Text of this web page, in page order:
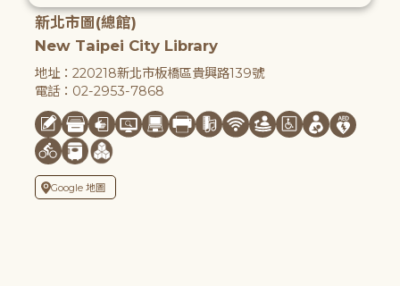
新北市圖(總館)
New Taipei City Library
地址：220218新北市板橋區貴興路139號
電話：02-2953-7868
Google 地圖